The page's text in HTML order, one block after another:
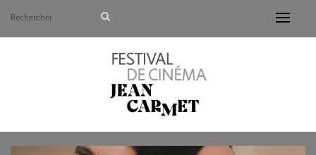
Avant de continuer, contrôlez l'utilisation de vos